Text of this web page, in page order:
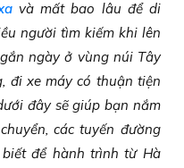
và mất bao lâu để di
người tìm kiếm khi lên
ngày ở vùng núi Tây
đi xe máy có thuận tiện
đây sẽ giúp bạn nắm
các tuyến đường
để hành trình từ Hà